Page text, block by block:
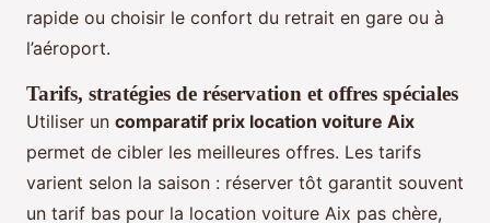
rapide ou choisir le confort du retrait en gare ou à
l’aéroport.
Tarifs, stratégies de réservation et offres spéciales
Utiliser un comparatif prix location voiture Aix
permet de cibler les meilleures offres. Les tarifs
varient selon la saison : réserver tôt garantit souvent
un tarif bas pour la location voiture Aix pas chère,